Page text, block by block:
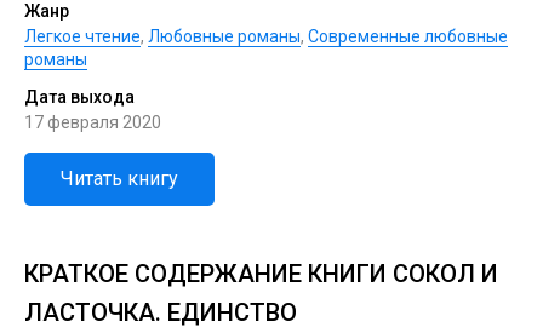
Жанр
Легкое чтение, Любовные романы, Современные любовные
романы
Дата выхода
17 февраля 2020
Читать книгу
КРАТКОЕ СОДЕРЖАНИЕ КНИГИ СОКОЛ И
ЛАСТОЧКА. ЕДИНСТВО